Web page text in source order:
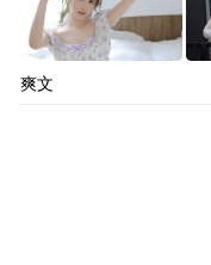
爽文